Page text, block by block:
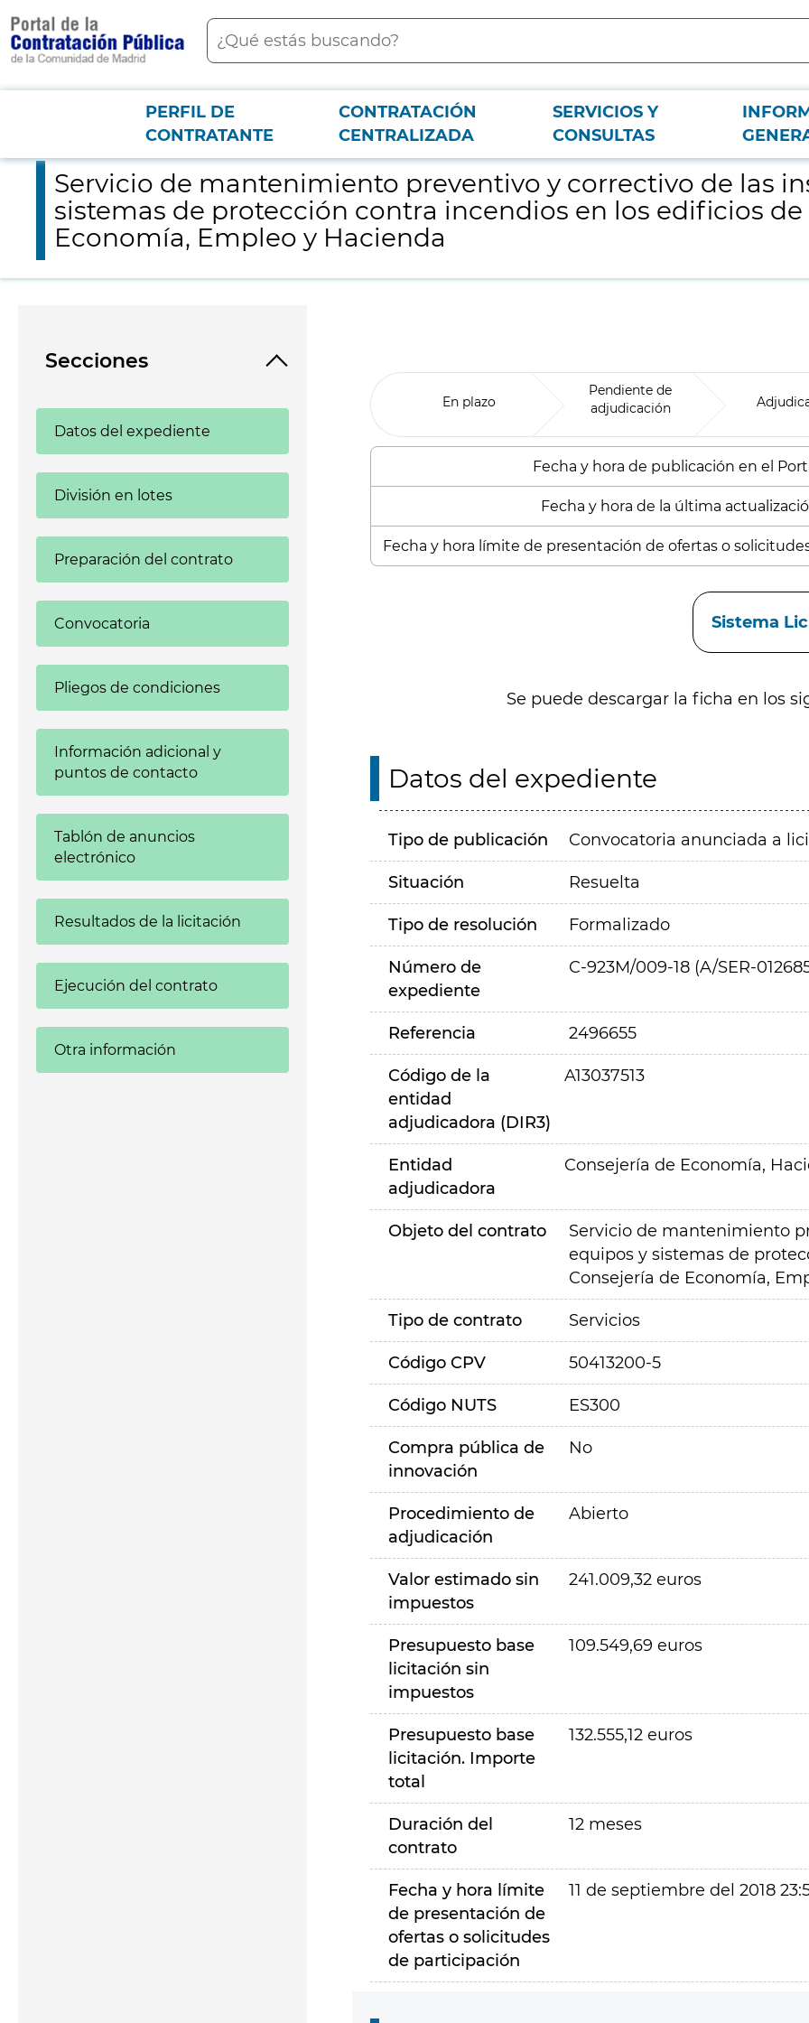
contenido
principal
Buscar
Menú PCON
PERFIL DE
CONTRATANTE
CONTRATACIÓN
CENTRALIZADA
SERVICIOS Y
CONSULTAS
Servicio de mantenimiento preventivo y correctivo de las instalaciones, equipos y sistemas de protección contra incendios en los edificios
Servicio de mantenimiento preventivo y correctivo de las
sistemas de protección contra incendios en los edificios de
Economía, Empleo y Hacienda
Secciones
Datos del expediente
División en lotes
Preparación del contrato
Convocatoria
Pliegos de condiciones
Información adicional y
puntos de contacto
Tablón de anuncios
electrónico
Resultados de la licitación
Ejecución del contrato
Otra información
En plazo
Pendiente de
adjudicación
Fecha y hora de publicación en el
Fecha y hora de la última
Fecha y hora límite de presentación de ofertas o
Sistema
Se puede descargar la ficha en los
Datos del expediente
Tipo de publicación Convocatoria anunciada a
Situación Resuelta
Tipo de resolución Formalizado
Número de
expediente
C-923M/009-18 (A/SER-
Referencia 2496655
Código de la
entidad
adjudicadora (DIR3)
A13037513
Entidad
adjudicadora
Consejería de Economía,
Objeto del contrato
Servicio de mantenimiento
equipos y sistemas de
Consejería de Economía,
Tipo de contrato Servicios
Código CPV 50413200-5
Código NUTS ES300
Compra pública de
innovación
No
Procedimiento de
adjudicación
Abierto
Valor estimado sin
impuestos
241.009,32 euros
Presupuesto base
licitación sin
impuestos
109.549,69 euros
Presupuesto base
licitación. Importe
total
132.555,12 euros
Duración del
contrato
12 meses
Fecha y hora límite
de presentación de
ofertas o solicitudes
de participación
11 de septiembre del 2018